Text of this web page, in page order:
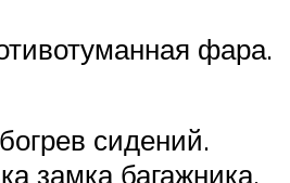
фара.
сидений.
замка багажника.